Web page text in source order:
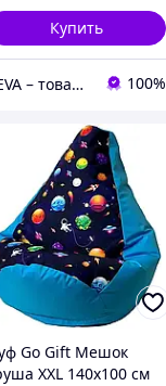
Купить
YEVA – товары для отдыха и новогодний декор 100%
Go Gift Мешок
XXL 140x100 см